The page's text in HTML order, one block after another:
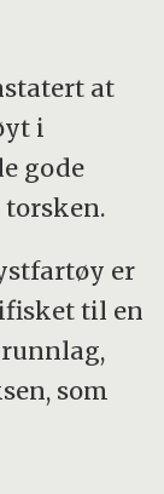
at
i
gode
er
til en
som